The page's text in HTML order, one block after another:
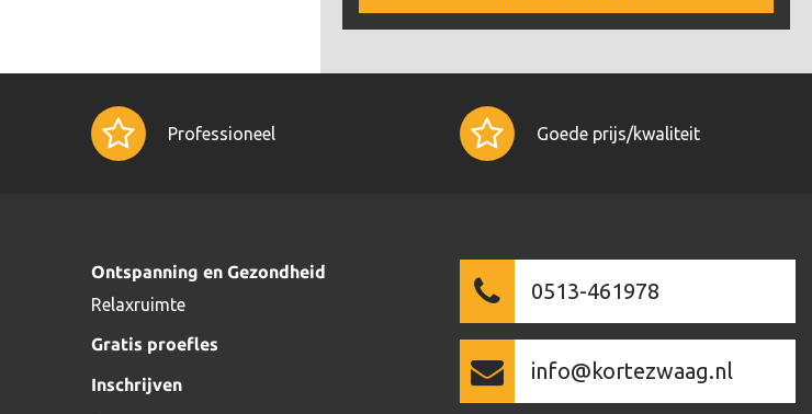
Professioneel Goede prijs/kwaliteit
0513-461978
info@kortezwaag.nl
Ontspanning en Gezondheid
Relaxruimte
Gratis proefles
Inschrijven